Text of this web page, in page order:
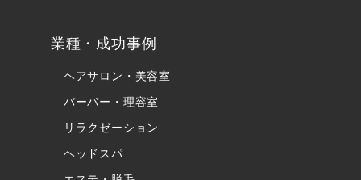
業種・成功事例
ヘアサロン・美容室
バーバー・理容室
リラクゼーション
ヘッドスパ